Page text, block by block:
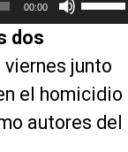
00:00
l
z
a
dos
junto
el homicidio
autores del